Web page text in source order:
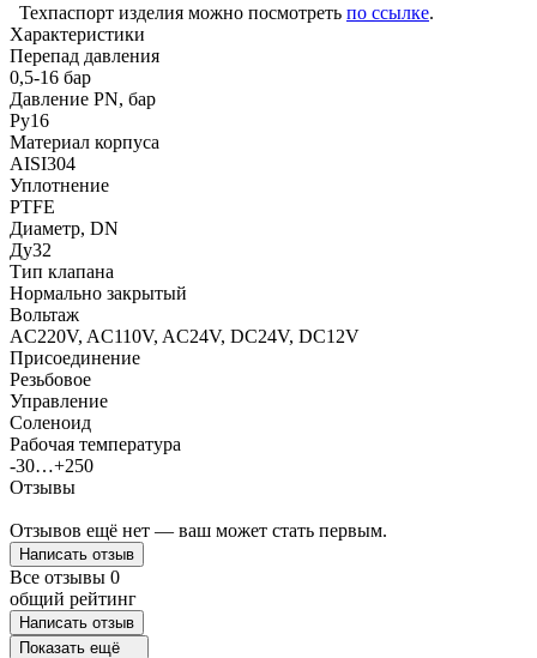
Техпаспорт изделия можно посмотреть по ссылке.
Характеристики
Перепад давления
0,5-16 бар
Давление PN, бар
Ру16
Материал корпуса
AISI304
Уплотнение
PTFE
Диаметр, DN
Ду32
Тип клапана
Нормально закрытый
Вольтаж
AC220V, AC110V, AC24V, DC24V, DC12V
Присоединение
Резьбовое
Управление
Соленоид
Рабочая температура
-30…+250
Отзывы
Отзывов ещё нет — ваш может стать первым.
Написать отзыв
Все отзывы 0
общий рейтинг
Написать отзыв
Показать ещё